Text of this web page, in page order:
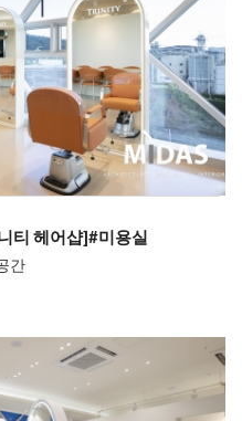
티 헤어샵]#미용실
간